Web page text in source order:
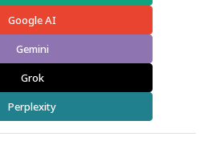
Google AI
Gemini
Grok
Perplexity